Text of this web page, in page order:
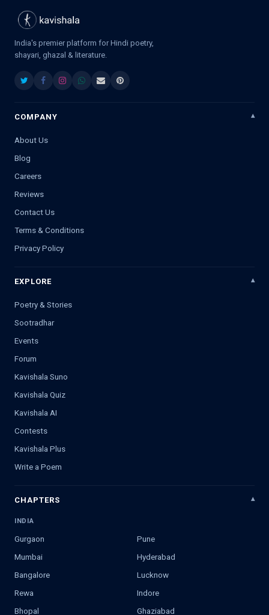
India's premier platform for Hindi poetry,
shayari, ghazal & literature.
COMPANY
About Us
Blog
Careers
Reviews
Contact Us
Terms & Conditions
Privacy Policy
EXPLORE
Poetry & Stories
Sootradhar
Events
Forum
Kavishala Suno
Kavishala Quiz
Kavishala AI
Contests
Kavishala Plus
Write a Poem
CHAPTERS
INDIA
Gurgaon
Pune
Mumbai
Hyderabad
Bangalore
Lucknow
Rewa
Indore
Bhopal
Ghaziabad